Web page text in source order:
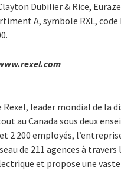
Dubilier & Rice,
A, symbole RXL, code
Rexel, leader mondial de
au Canada sous deux
2 200 employés,
de 211 agences à travers
et propose une